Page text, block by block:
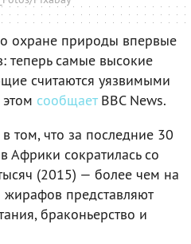
охране природы впервые
теперь самые высокие
считаются уязвимыми
сообщаетBBC News.
том, что за последние 30
Африки сократилась со
(2015) — более чем на
жирафов представляют
браконьерство и